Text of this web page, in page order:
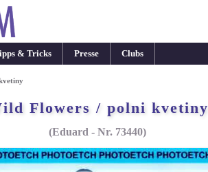
& Tricks Presse Clubs
Flowers / polni kvetiny
(Eduard - Nr. 73440)